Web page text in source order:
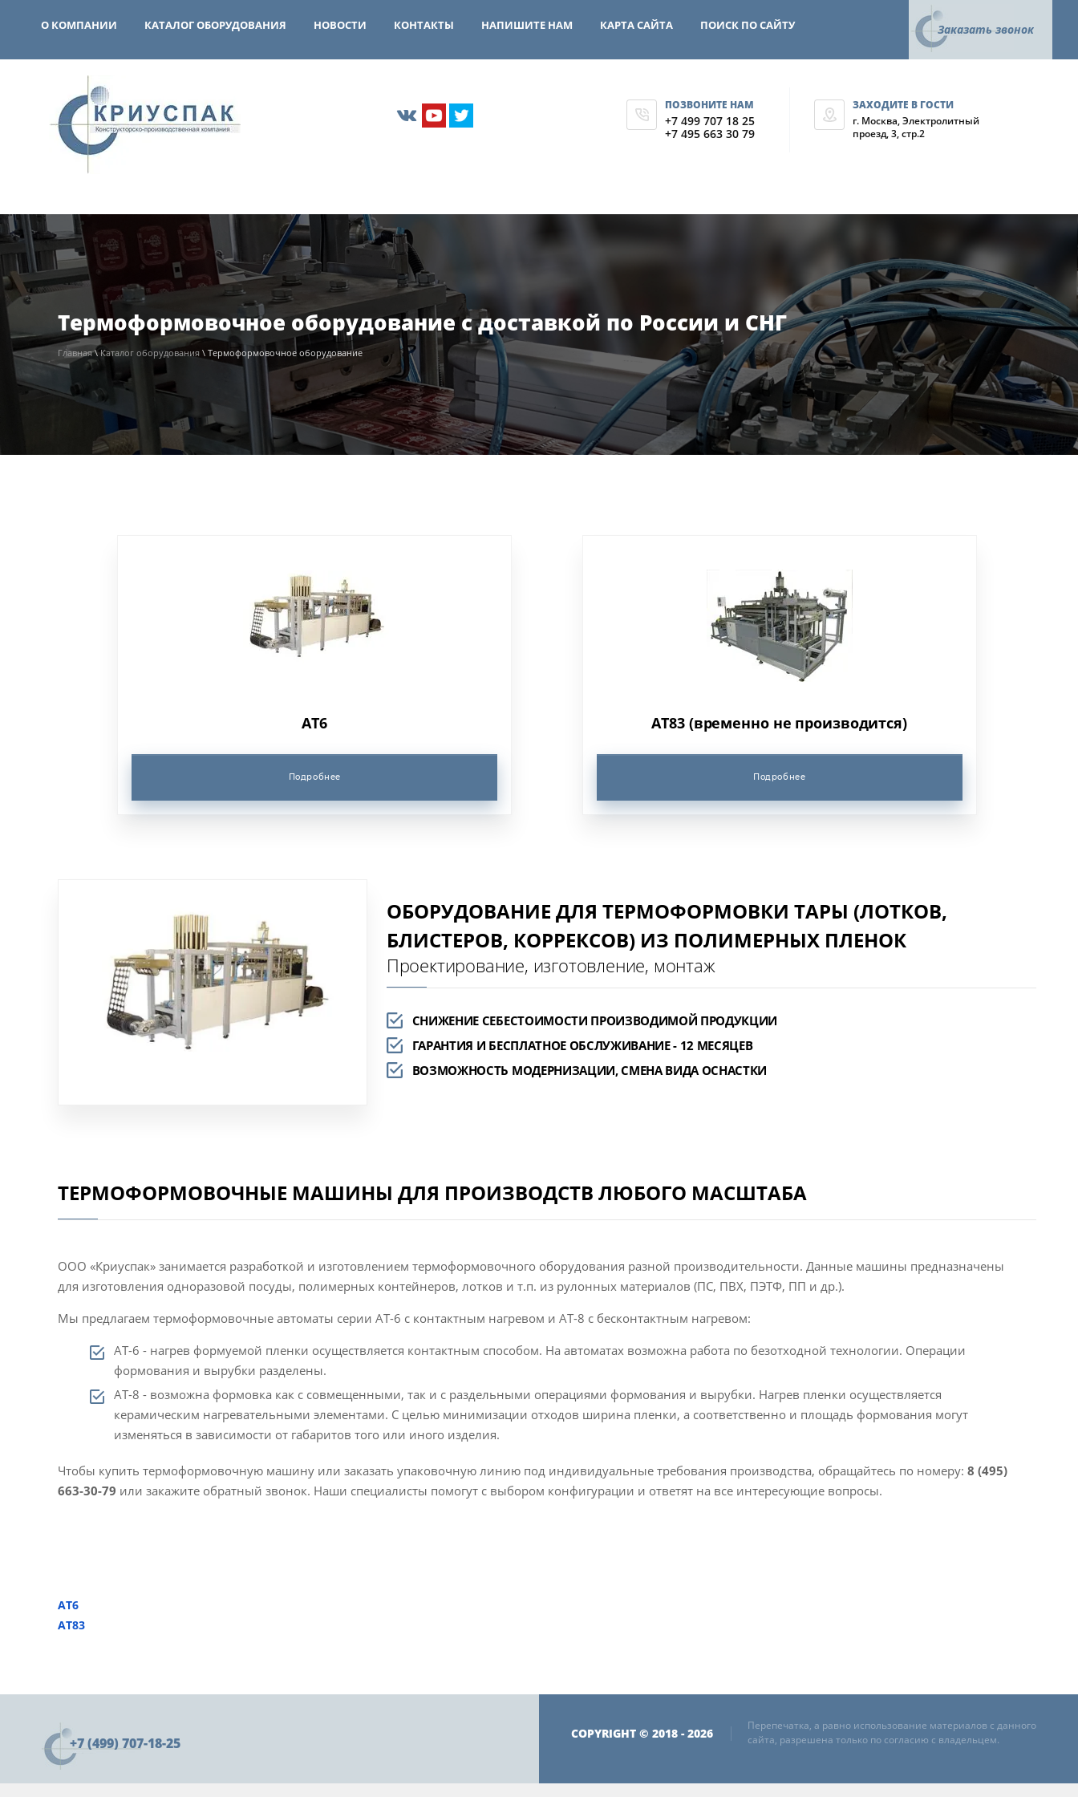
О КОМПАНИИ КАТАЛОГ ОБОРУДОВАНИЯ НОВОСТИ КОНТАКТЫ НАПИШИТЕ НАМ КАРТА САЙТА ПОИСК ПО САЙТУ Заказать звонок
ПОЗВОНИТЕ НАМ
+7 499 707 18 25
+7 495 663 30 79
ЗАХОДИТЕ В ГОСТИ
г. Москва, Электролитный
проезд, 3, стр.2
Термоформовочное оборудование с доставкой по России и СНГ
Главная\Каталог оборудования \ Термоформовочное оборудование
АТ6
Подробнее
AT83 (временно не производится)
Подробнее
ОБОРУДОВАНИЕ ДЛЯ ТЕРМОФОРМОВКИ ТАРЫ (ЛОТКОВ,
БЛИСТЕРОВ, КОРРЕКСОВ) ИЗ ПОЛИМЕРНЫХ ПЛЕНОК
Проектирование, изготовление, монтаж
СНИЖЕНИЕ СЕБЕСТОИМОСТИ ПРОИЗВОДИМОЙ ПРОДУКЦИИ
ГАРАНТИЯ И БЕСПЛАТНОЕ ОБСЛУЖИВАНИЕ - 12 МЕСЯЦЕВ
ВОЗМОЖНОСТЬ МОДЕРНИЗАЦИИ, СМЕНА ВИДА ОСНАСТКИ
ТЕРМОФОРМОВОЧНЫЕ МАШИНЫ ДЛЯ ПРОИЗВОДСТВ ЛЮБОГО МАСШТАБА
ООО «Криуспак» занимается разработкой и изготовлением термоформовочного оборудования разной производительности. Данные машины предназначены
для изготовления одноразовой посуды, полимерных контейнеров, лотков и т.п. из рулонных материалов (ПС, ПВХ, ПЭТФ, ПП и др.).
Мы предлагаем термоформовочные автоматы серии АТ-6 с контактным нагревом и АТ-8 с бесконтактным нагревом:
АТ-6 - нагрев формуемой пленки осуществляется контактным способом. На автоматах возможна работа по безотходной технологии. Операции
формования и вырубки разделены.
АТ-8 - возможна формовка как с совмещенными, так и с раздельными операциями формования и вырубки. Нагрев пленки осуществляется
керамическим нагревательными элементами. С целью минимизации отходов ширина пленки, а соответственно и площадь формования могут
изменяться в зависимости от габаритов того или иного изделия.
Чтобы купить термоформовочную машину или заказать упаковочную линию под индивидуальные требования производства, обращайтесь по номеру: 8 (495)
663-30-79 или закажите обратный звонок. Наши специалисты помогут с выбором конфигурации и ответят на все интересующие вопросы.
АТ6
АТ83
+7 (499) 707-18-25
COPYRIGHT © 2018 - 2026
Перепечатка, а равно использование материалов с данного
сайта, разрешена только по согласию с владельцем.